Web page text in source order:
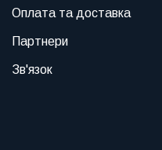
Оплата та доставка
Партнери
Зв'язок